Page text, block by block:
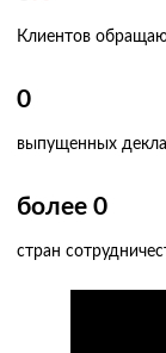
Клиентов
0
выпущенных
более 0
стран